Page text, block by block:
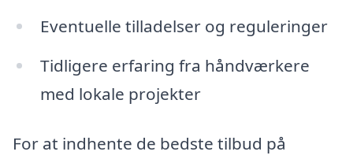
Eventuelle tilladelser og reguleringer
Tidligere erfaring fra håndværkere
med lokale projekter
For at indhente de bedste tilbud på